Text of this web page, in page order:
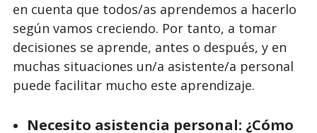
en cuenta que todos/as aprendemos a hacerlo
según vamos creciendo. Por tanto, a tomar
decisiones se aprende, antes o después, y en
muchas situaciones un/a asistente/a personal
puede facilitar mucho este aprendizaje.
Necesito asistencia personal: ¿Cómo